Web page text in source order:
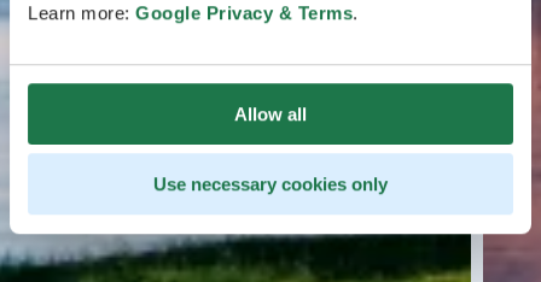
Learn more: Google Privacy & Terms.
Allow all
Use necessary cookies only